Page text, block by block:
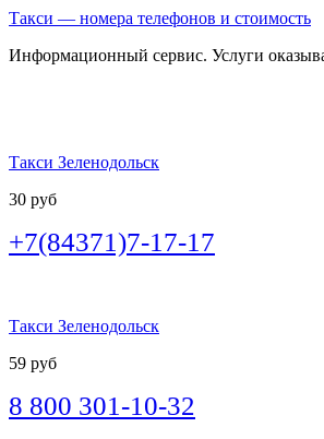
Такси — номера телефонов и стоимость
Информационный сервис. Услуги
Такси Зеленодольск
30 руб
+7(84371)7-17-17
Такси Зеленодольск
59 руб
8 800 301-10-32